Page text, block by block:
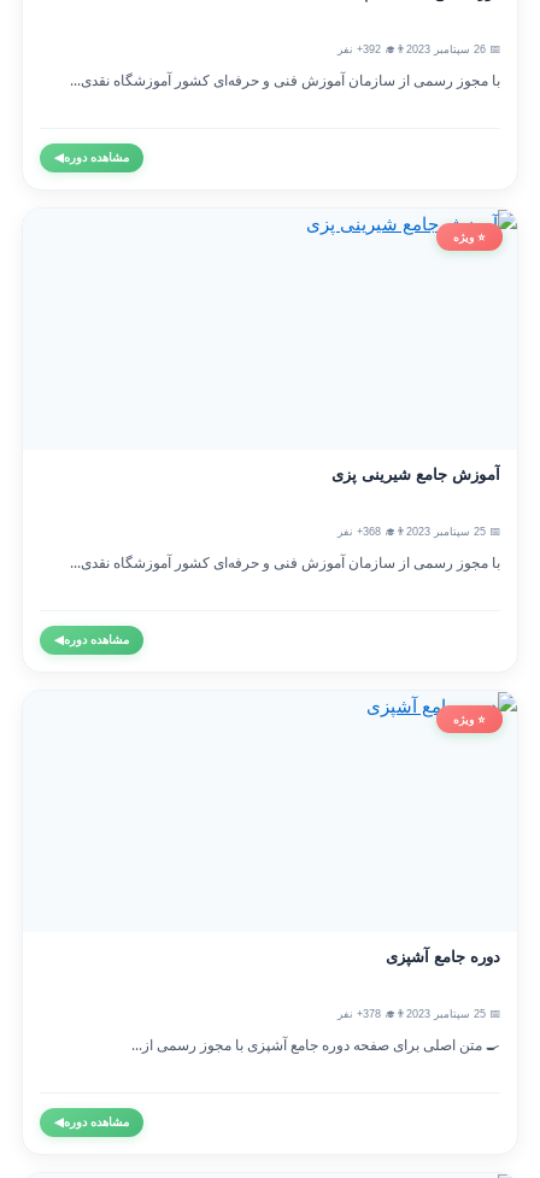
👨‍🎓 392+ نفر
با مجوز رسمی از سازمان آموزش فنی و حرفه‌ای کشور آموزشگاه نقدی...
مشاهده دوره◀
⭐ ویژه
آموزش جامع شیرینی پزی
👨‍🎓 368+ نفر
با مجوز رسمی از سازمان آموزش فنی و حرفه‌ای کشور آموزشگاه نقدی...
مشاهده دوره◀
⭐ ویژه
دوره جامع آشپزی
👨‍🎓 378+ نفر
🍳 متن اصلی برای صفحه دوره جامع آشپزی با مجوز رسمی از...
مشاهده دوره◀